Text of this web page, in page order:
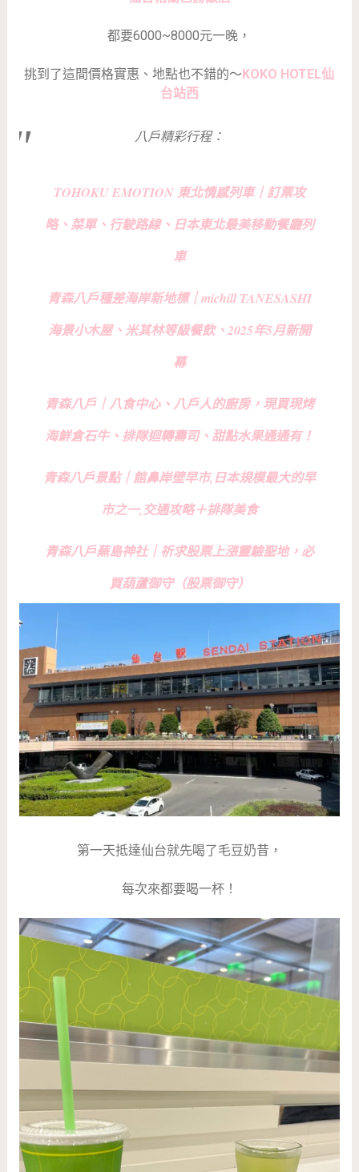
都要6000~8000元一晚，
挑到了這間價格實惠、地點也不錯的～KOKO HOTEL仙
台站西
八戶精彩行程：
TOHOKU EMOTION 東北情感列車｜訂票攻
略、菜單、行駛路線、日本東北最美移動餐廳列
車
青森八戶種差海岸新地標｜michill TANESASHI
海景小木屋、米其林等級餐飲、2025年5月新開
幕
青森八戶｜八食中心、八戶人的廚房，現買現烤
海鮮倉石牛、排隊迴轉壽司、甜點水果通通有！
青森八戶景點｜館鼻岸壁早市,日本規模最大的早
市之一,交通攻略＋排隊美食
青森八戶蕪島神社｜祈求股票上漲靈驗聖地，必
買葫蘆御守（股票御守）
第一天抵達仙台就先喝了毛豆奶昔，
每次來都要喝一杯！